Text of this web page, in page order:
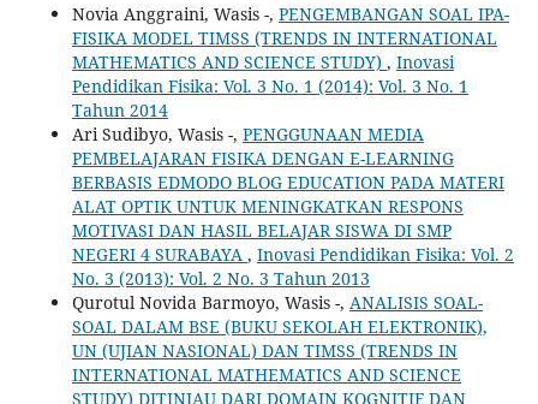
Novia Anggraini, Wasis -, PENGEMBANGAN SOAL IPA-
FISIKA MODEL TIMSS (TRENDS IN INTERNATIONAL
MATHEMATICS AND SCIENCE STUDY) , Inovasi
Pendidikan Fisika: Vol. 3 No. 1 (2014): Vol. 3 No. 1
Tahun 2014
Ari Sudibyo, Wasis -, PENGGUNAAN MEDIA
PEMBELAJARAN FISIKA DENGAN E-LEARNING
BERBASIS EDMODO BLOG EDUCATION PADA MATERI
ALAT OPTIK UNTUK MENINGKATKAN RESPONS
MOTIVASI DAN HASIL BELAJAR SISWA DI SMP
NEGERI 4 SURABAYA , Inovasi Pendidikan Fisika: Vol. 2
No. 3 (2013): Vol. 2 No. 3 Tahun 2013
Qurotul Novida Barmoyo, Wasis -, ANALISIS SOAL-
SOAL DALAM BSE (BUKU SEKOLAH ELEKTRONIK),
UN (UJIAN NASIONAL) DAN TIMSS (TRENDS IN
INTERNATIONAL MATHEMATICS AND SCIENCE
STUDY) DITINJAU DARI DOMAIN KOGNITIF DAN